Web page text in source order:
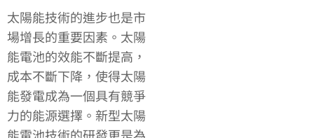
太陽能技術的進步也是市
場增長的重要因素。太陽
能電池的效能不斷提高，
成本不斷下降，使得太陽
能發電成為一個具有競爭
力的能源選擇。新型太陽